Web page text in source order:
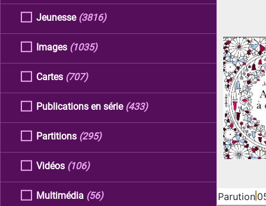
Jeunesse (3816)
Images (1035)
Cartes (707)
Publications en série (433)
Partitions (295)
Vidéos (106)
Multimédia (56) Parution